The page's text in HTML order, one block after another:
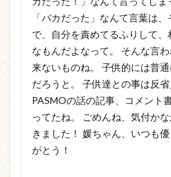
「バカだった」なんて言葉は
で、自分を責めてるふりして、
なもんだよなって。 そんな言
来ないものね。 子供的には普
だろうと。 子供達との事は反
PASMOの話の記事、コメント
ってたね。 ごめんね、気付か
きました！ 媛ちゃん、いつも
がとう！